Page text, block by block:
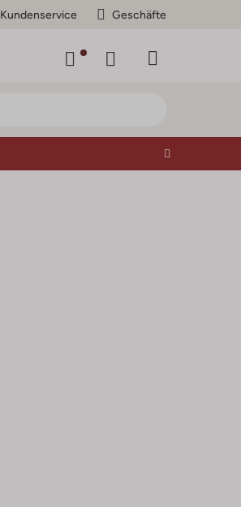
Kundenservice Geschäfte